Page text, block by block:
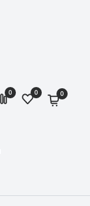
0 0 0